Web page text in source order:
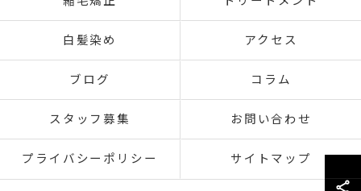
白髪染め アクセス
ブログ コラム
スタッフ募集 お問い合わせ
プライバシーポリシー サイトマップ